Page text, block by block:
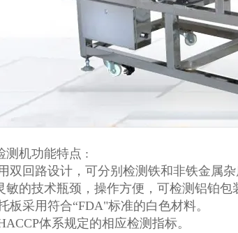
测机功能特点 :
双回路设计，可分别检测铁和非铁金属
的技术瓶颈，操作方便，可检测铝铂包
采用符合“FDA"标准的白色材料。
体系规定的相应检测指标。